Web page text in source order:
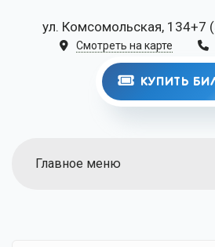
ул. Комсомольская, 134
Смотреть на карте
+7
КУПИТЬ
Главное меню